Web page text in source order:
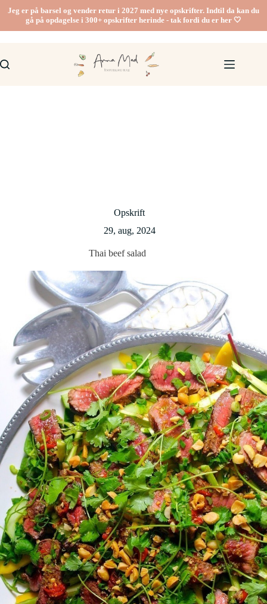
indhold
Jeg er på barsel og vender retur i 2027 med nye opskrifter. Indtil da kan du
gå på opdagelse i 300+ opskrifter herinde - tak fordi du er her 🤍
Opskrift
29, aug, 2024
Thai beef salad